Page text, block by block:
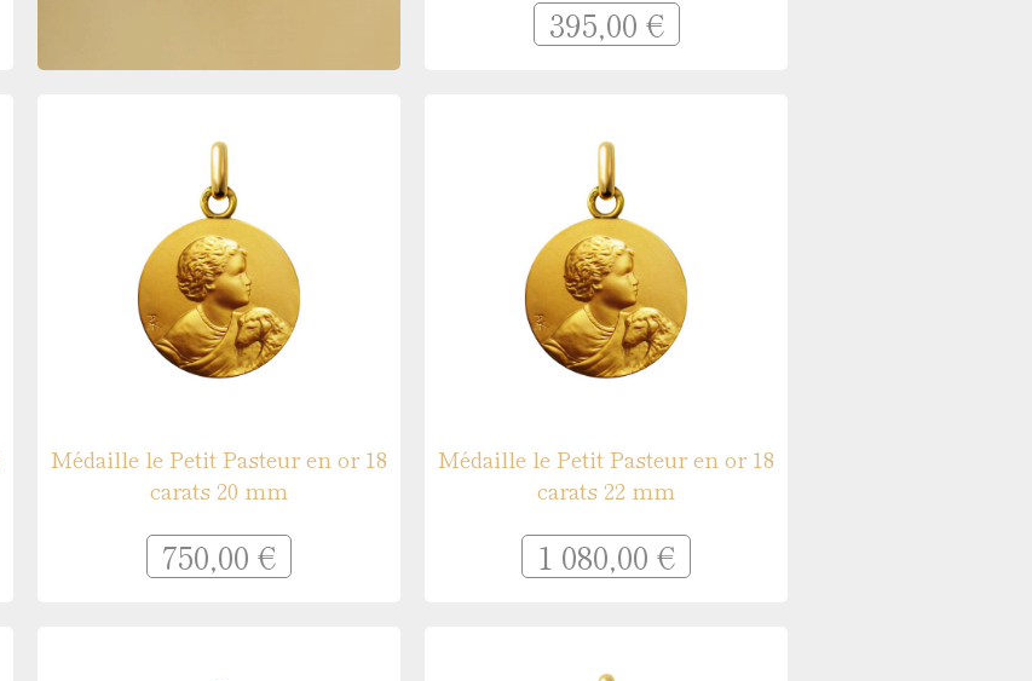
395,00 €
Médaille le Petit Pasteur en or 18
carats 20 mm
750,00 €
Médaille le Petit Pasteur en or 18
carats 22 mm
1 080,00 €